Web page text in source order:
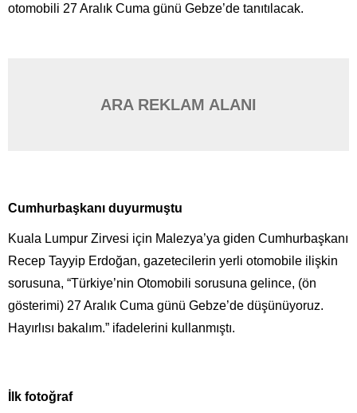
otomobili 27 Aralık Cuma günü Gebze’de tanıtılacak.
ARA REKLAM ALANI
Cumhurbaşkanı duyurmuştu
Kuala Lumpur Zirvesi için Malezya’ya giden Cumhurbaşkanı
Recep Tayyip Erdoğan, gazetecilerin yerli otomobile ilişkin
sorusuna, “Türkiye’nin Otomobili sorusuna gelince, (ön
gösterimi) 27 Aralık Cuma günü Gebze’de düşünüyoruz.
Hayırlısı bakalım.” ifadelerini kullanmıştı.
İlk fotoğraf